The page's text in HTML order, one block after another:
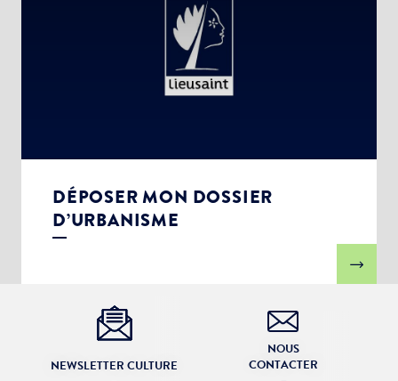
DÉPOSER MON DOSSIER
D’URBANISME
NEWSLETTER CULTURE
NOUS
CONTACTER